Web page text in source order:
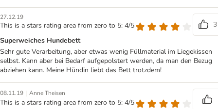
27.12.19
This is a stars rating area from zero to 5: 4/5
3
Superweiches Hundebett
Sehr gute Verarbeitung, aber etwas wenig Füllmaterial im Liegekissen
selbst. Kann aber bei Bedarf aufgepolstert werden, da man den Bezug
abziehen kann. Meine Hündin liebt das Bett trotzdem!
08.11.19 | Anne Theisen
This is a stars rating area from zero to 5: 4/5